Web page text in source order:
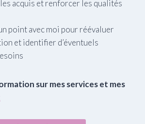
acquis et renforcer les qualités
point avec moi pour réévaluer
et identifier d’éventuels
sur mes services et mes